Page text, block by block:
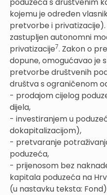
kojemu je određen
pretvorbe i
zastupljen autonomni
privatizacije7. Zakon o
dopune, omogućavao je
pretvorbe društvenih
društva s ograničenom
- prodajom cijelog
dijela,
- investiranjem u
dokapitalizacijom),
- pretvaranje
poduzeća,
- prijenosom bez
kapitala poduzeća na
(u nastavku teksta: